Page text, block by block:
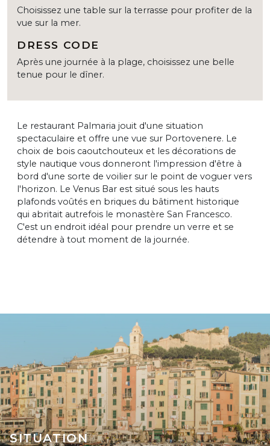
Choisissez une table sur la terrasse pour profiter de la
vue sur la mer.
DRESS CODE
Après une journée à la plage, choisissez une belle
tenue pour le dîner.
Le restaurant Palmaria jouit d'une situation
spectaculaire et offre une vue sur Portovenere. Le
choix de bois caoutchouteux et les décorations de
style nautique vous donneront l'impression d'être à
bord d'une sorte de voilier sur le point de voguer vers
l'horizon. Le Venus Bar est situé sous les hauts
plafonds voûtés en briques du bâtiment historique
qui abritait autrefois le monastère San Francesco.
C'est un endroit idéal pour prendre un verre et se
détendre à tout moment de la journée.
SITUATION